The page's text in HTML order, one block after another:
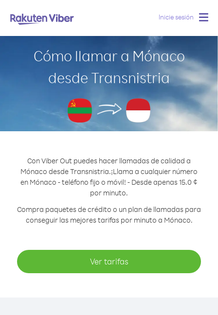
Inicie sesión
Cómo llamar a Mónaco
desde Transnistria
Con Viber Out puedes hacer llamadas de calidad a
Mónaco desde Transnistria.¡Llama a cualquier número
en Mónaco - teléfono fijo o móvil! - Desde apenas 15.0 ¢
por minuto.
Compra paquetes de crédito o un plan de llamadas para
conseguir las mejores tarifas por minuto a Mónaco.
Ver tarifas